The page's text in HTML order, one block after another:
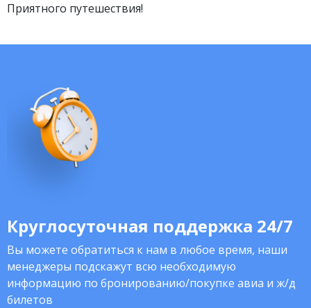
Приятного путешествия!
Круглосуточная поддержка 24/7
Вы можете обратиться к нам в любое время, наши
менеджеры подскажут всю необходимую
информацию по бронированию/покупке авиа и ж/д
билетов